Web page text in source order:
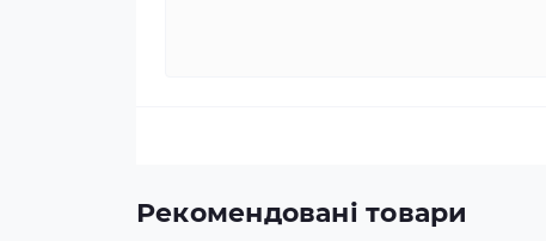
Рекомендовані товари